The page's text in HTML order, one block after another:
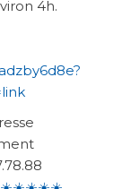
4h.